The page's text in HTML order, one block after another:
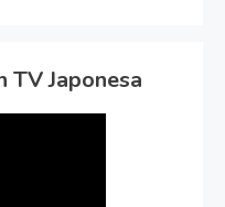
TV Japonesa